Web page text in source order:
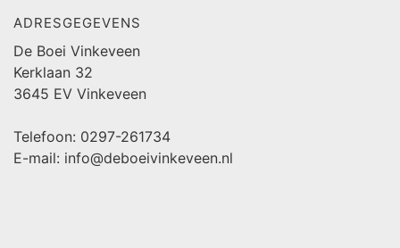
ADRESGEGEVENS
De Boei Vinkeveen
Kerklaan 32
3645 EV Vinkeveen
Telefoon: 0297-261734
E-mail: info@deboeivinkeveen.nl